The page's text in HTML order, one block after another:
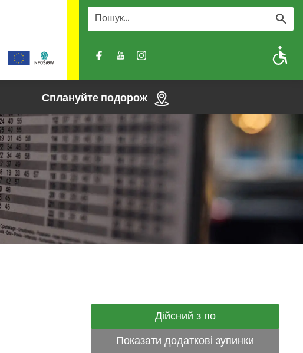
A- A A+
Сплануйте подорож
Дійсний з по
Показати додаткові зупинки